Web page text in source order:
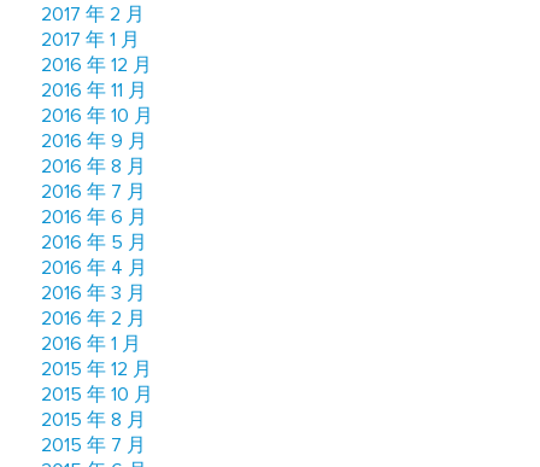
2017 年 2 月
2017 年 1 月
2016 年 12 月
2016 年 11 月
2016 年 10 月
2016 年 9 月
2016 年 8 月
2016 年 7 月
2016 年 6 月
2016 年 5 月
2016 年 4 月
2016 年 3 月
2016 年 2 月
2016 年 1 月
2015 年 12 月
2015 年 10 月
2015 年 8 月
2015 年 7 月